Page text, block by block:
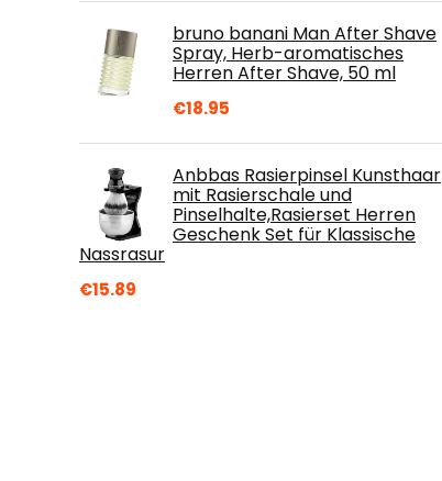
bruno banani Man After Shave
Spray, Herb-aromatisches
Herren After Shave, 50 ml
€18.95
Anbbas Rasierpinsel Kunsthaar
mit Rasierschale und
Pinselhalte,Rasierset Herren
Geschenk Set für Klassische
Nassrasur
€15.89